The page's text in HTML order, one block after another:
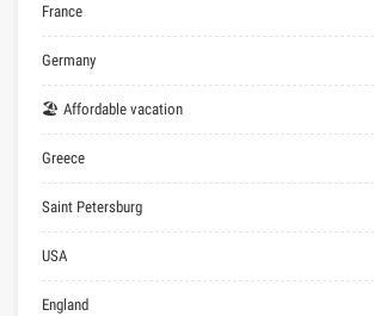
France
Germany
🏖 Affordable vacation
Greece
Saint Petersburg
USA
England